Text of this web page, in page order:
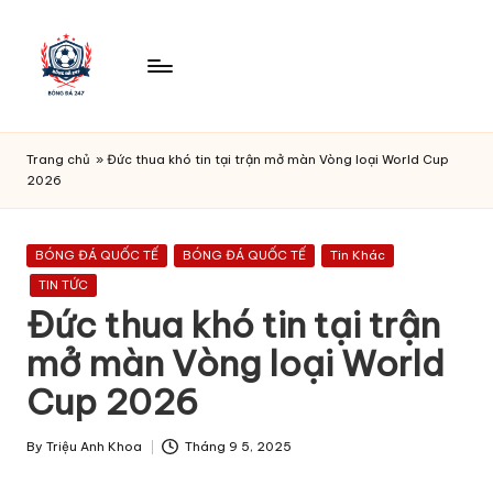
content
O
N
G
A
2
4
7
-
Ti
n
t
Trang chủ » Đức thua khó tin tại trận mở màn Vòng loại World Cup
2026
Posted
in
BÓNG ĐÁ QUỐC TẾ BÓNG ĐÁ QUỐC TẾ
Tin Khác
TIN TỨC
Đức thua khó tin tại trận
mở màn Vòng loại World
Cup 2026
Posted
By Triệu Anh Khoa Tháng 9 5, 2025